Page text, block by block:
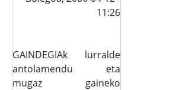
11:26
GAINDEGIAk lurralde
antolamendu eta
mugaz gaineko